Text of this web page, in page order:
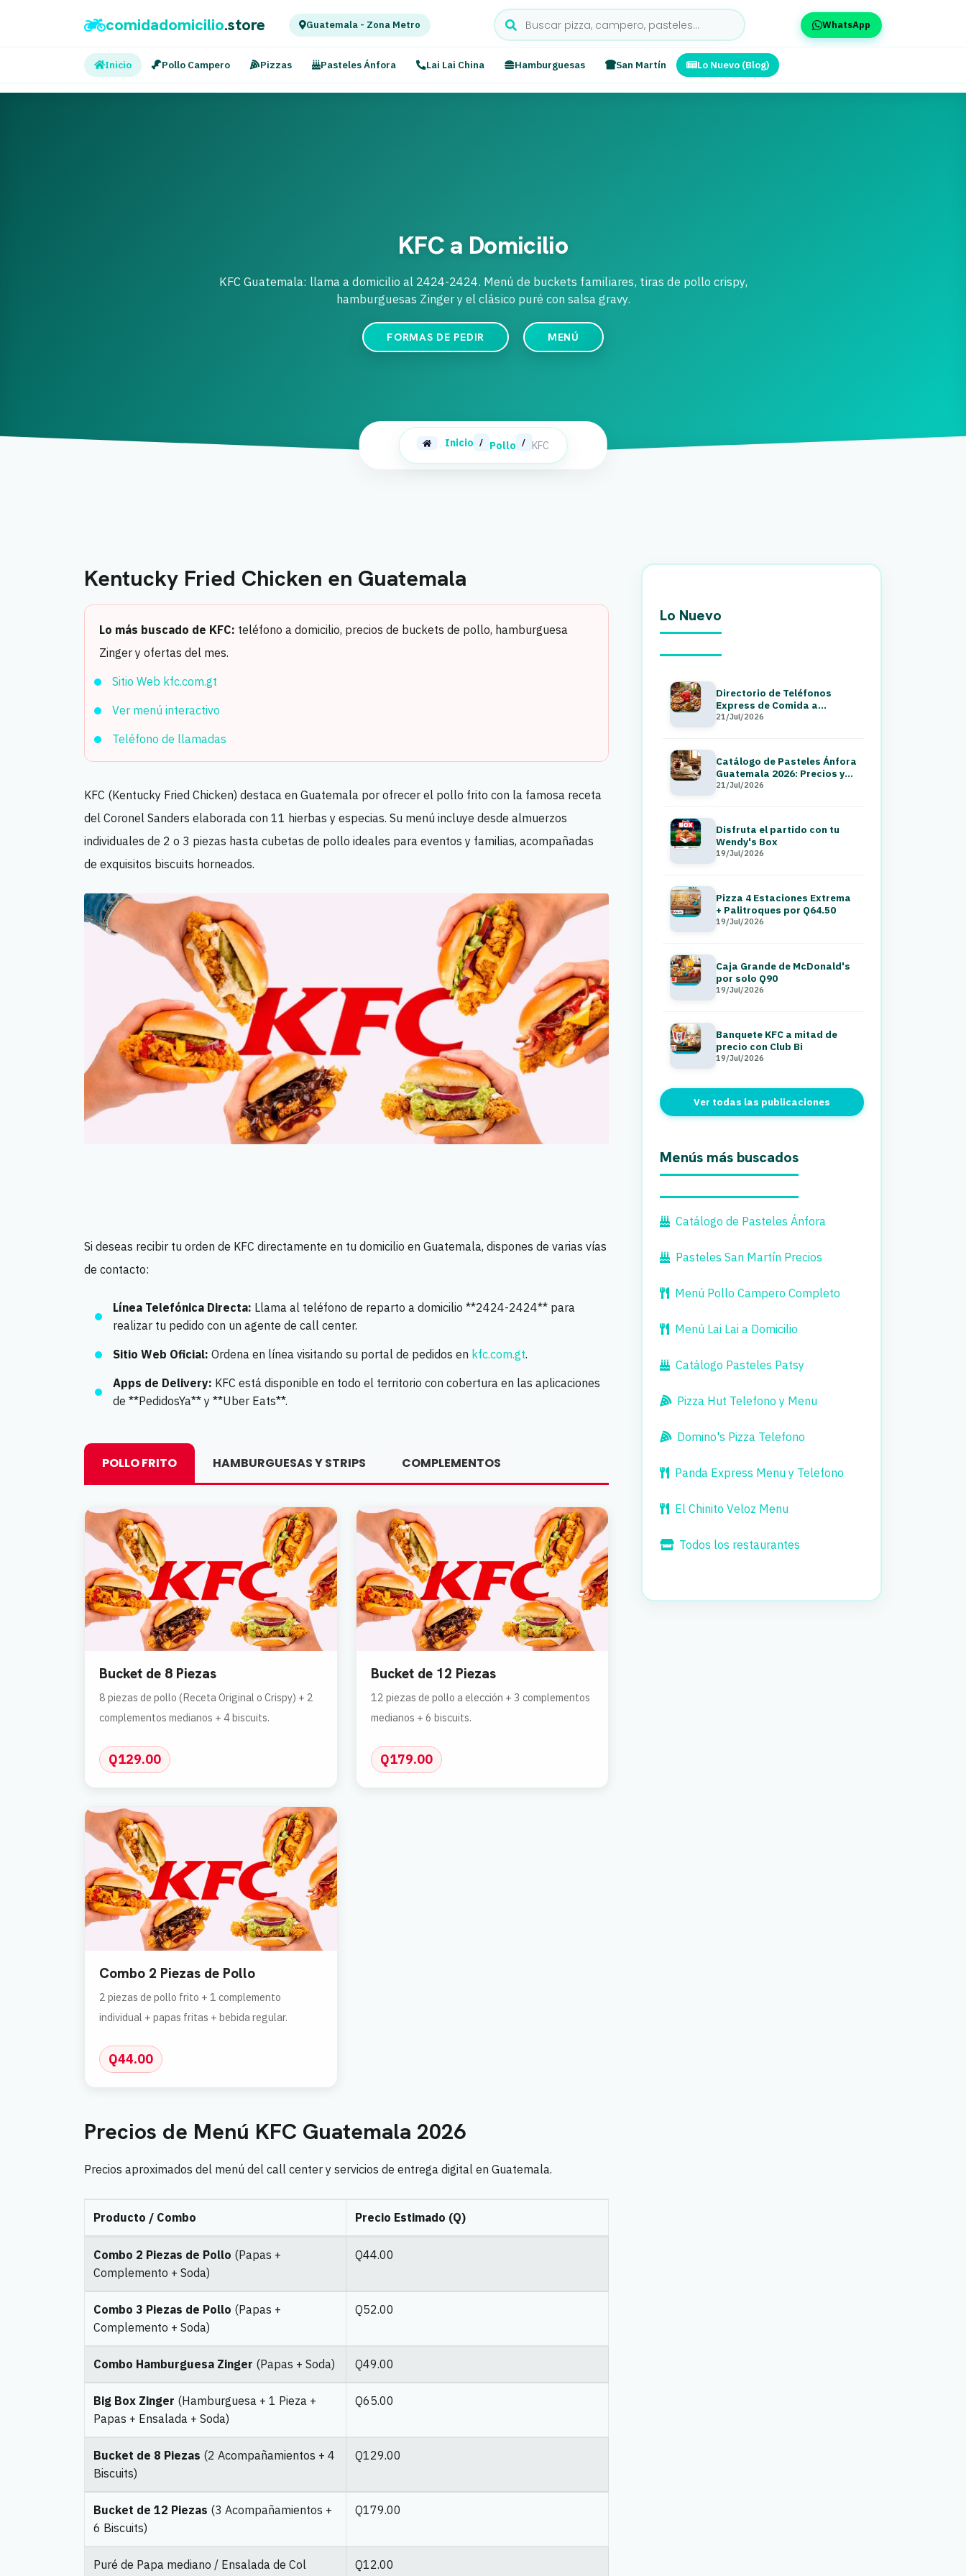
comidadomicilio.store Guatemala - Zona Metro WhatsApp
Inicio Pollo Campero Pizzas Pasteles Ánfora Lai Lai China Hamburguesas San Martín Lo Nuevo (Blog)
KFC a Domicilio
KFC Guatemala: llama a domicilio al 2424-2424. Menú de buckets familiares, tiras de pollo crispy,
hamburguesas Zinger y el clásico puré con salsa gravy.
FORMAS DE PEDIR MENÚ
Inicio / Pollo / KFC
Kentucky Fried Chicken en Guatemala
Lo más buscado de KFC: teléfono a domicilio, precios de buckets de pollo, hamburguesa
Zinger y ofertas del mes.
Sitio Web kfc.com.gt
Ver menú interactivo
Teléfono de llamadas
KFC (Kentucky Fried Chicken) destaca en Guatemala por ofrecer el pollo frito con la famosa receta
del Coronel Sanders elaborada con 11 hierbas y especias. Su menú incluye desde almuerzos
individuales de 2 o 3 piezas hasta cubetas de pollo ideales para eventos y familias, acompañadas
de exquisitos biscuits horneados.
Si deseas recibir tu orden de KFC directamente en tu domicilio en Guatemala, dispones de varias vías
de contacto:
Línea Telefónica Directa: Llama al teléfono de reparto a domicilio **2424-2424** para
realizar tu pedido con un agente de call center.
Sitio Web Oficial: Ordena en línea visitando su portal de pedidos en kfc.com.gt.
Apps de Delivery: KFC está disponible en todo el territorio con cobertura en las aplicaciones
de **PedidosYa** y **Uber Eats**.
POLLO FRITO HAMBURGUESAS Y STRIPS COMPLEMENTOS
Bucket de 8 Piezas
8 piezas de pollo (Receta Original o Crispy) + 2
complementos medianos + 4 biscuits.
Q129.00
Bucket de 12 Piezas
12 piezas de pollo a elección + 3 complementos
medianos + 6 biscuits.
Q179.00
Combo 2 Piezas de Pollo
2 piezas de pollo frito + 1 complemento
individual + papas fritas + bebida regular.
Q44.00
Precios de Menú KFC Guatemala 2026
Precios aproximados del menú del call center y servicios de entrega digital en Guatemala.
Producto / Combo Precio Estimado (Q)
Combo 2 Piezas de Pollo (Papas +
Complemento + Soda)
Q44.00
Combo 3 Piezas de Pollo (Papas +
Complemento + Soda)
Q52.00
Combo Hamburguesa Zinger (Papas + Soda) Q49.00
Big Box Zinger (Hamburguesa + 1 Pieza +
Papas + Ensalada + Soda)
Q65.00
Bucket de 8 Piezas (2 Acompañamientos + 4
Biscuits)
Q129.00
Bucket de 12 Piezas (3 Acompañamientos +
6 Biscuits)
Q179.00
Puré de Papa mediano / Ensalada de Col
Q12.00
Lo Nuevo
Directorio de Teléfonos
Express de Comida a
Domicilio en Guatemala 2026
21/Jul/2026
Catálogo de Pasteles Ánfora
Guatemala 2026: Precios y
Menú a Domicilio
21/Jul/2026
Disfruta el partido con tu
Wendy's Box
19/Jul/2026
Pizza 4 Estaciones Extrema
+ Palitroques por Q64.50
19/Jul/2026
Caja Grande de McDonald's
por solo Q90
19/Jul/2026
Banquete KFC a mitad de
precio con Club Bi
19/Jul/2026
Ver todas las publicaciones
Menús más buscados
Catálogo de Pasteles Ánfora
Pasteles San Martín Precios
Menú Pollo Campero Completo
Menú Lai Lai a Domicilio
Catálogo Pasteles Patsy
Pizza Hut Telefono y Menu
Domino's Pizza Telefono
Panda Express Menu y Telefono
El Chinito Veloz Menu
Todos los restaurantes